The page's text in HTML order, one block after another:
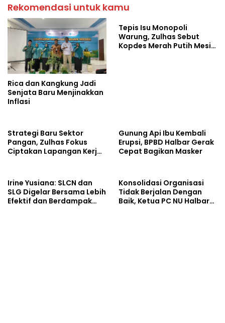
Rekomendasi untuk kamu
Rica dan Kangkung Jadi
Senjata Baru Menjinakkan
Inflasi
Tepis Isu Monopoli
Warung, Zulhas Sebut
Kopdes Merah Putih Mesin
Strategi Baru Sektor
Pangan, Zulhas Fokus
Ciptakan Lapangan Kerja
Gunung Api Ibu Kembali
Erupsi, BPBD Halbar Gerak
Cepat Bagikan Masker
Irine Yusiana: SLCN dan
SLG Digelar Bersama Lebih
Efektif dan Berdampak
Konsolidasi Organisasi
Tidak Berjalan Dengan
Baik, Ketua PC NU Halbar